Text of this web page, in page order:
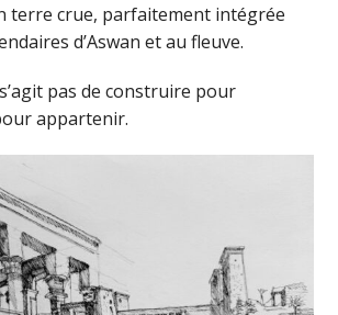
terre crue, parfaitement intégrée
d’Aswan et au fleuve.
pas de construire pour
appartenir.